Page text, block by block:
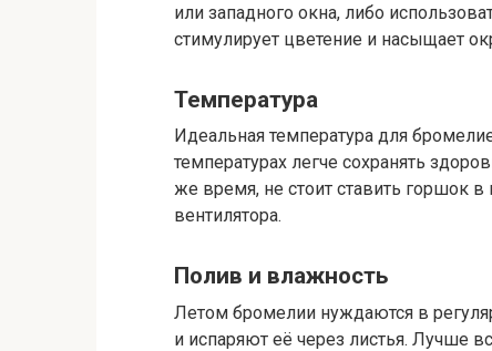
или западного окна, либо
стимулирует цветение и насыщает
Температура
Идеальная температура для
температурах легче сохранять
же время, не стоит ставить горшок
вентилятора.
Полив и влажность
Летом бромелии нуждаются в
и испаряют её через листья. Лучше